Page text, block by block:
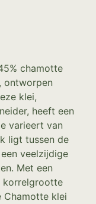
chamotte
ontworpen
klei,
heeft een
varieert van
ligt tussen de
veelzijdige
Met een
korrelgrootte
Chamotte klei